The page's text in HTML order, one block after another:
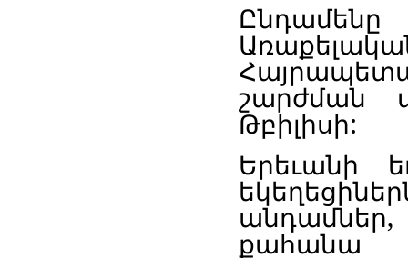
շարժման
Թբիլիսի:
Երեւանի
քահանա